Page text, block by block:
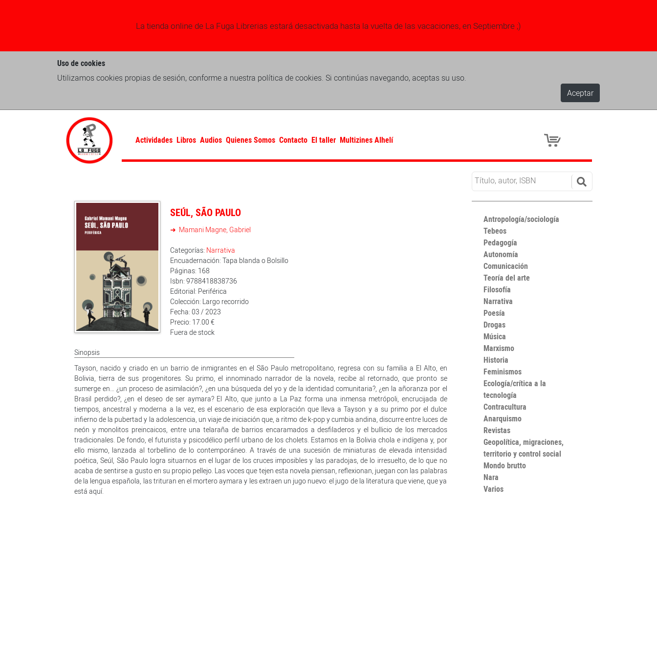
La tienda online de La Fuga Librerias estará desactivada hasta la vuelta de las vacaciones, en Septiembre ;)
Uso de cookies
Utilizamos cookies propias de sesión, conforme a nuestra política de cookies. Si continúas navegando, aceptas su uso.
Aceptar
Actividades Libros Audios Quienes Somos Contacto El taller Multizines Alhelí
SEÚL, SÃO PAULO
Mamani Magne, Gabriel
Categorías: Narrativa
Encuadernación: Tapa blanda o Bolsillo
Páginas: 168
Isbn: 9788418838736
Editorial: Periférica
Colección: Largo recorrido
Fecha: 03 / 2023
Precio: 17.00 €
Fuera de stock
Sinopsis
Tayson, nacido y criado en un barrio de inmigrantes en el São Paulo metropolitano, regresa con su familia a El Alto, en
Bolivia, tierra de sus progenitores. Su primo, el innominado narrador de la novela, recibe al retornado, que pronto se
sumerge en… ¿un proceso de asimilación?, ¿en una búsqueda del yo y de la identidad comunitaria?, ¿en la añoranza por el
Brasil perdido?, ¿en el deseo de ser aymara? El Alto, que junto a La Paz forma una inmensa metrópoli, encrucijada de
tiempos, ancestral y moderna a la vez, es el escenario de esa exploración que lleva a Tayson y a su primo por el dulce
infierno de la pubertad y la adolescencia, un viaje de iniciación que, a ritmo de k-pop y cumbia andina, discurre entre luces de
neón y monolitos preincaicos, entre una telaraña de barrios encaramados a desfiladeros y el bullicio de los mercados
tradicionales. De fondo, el futurista y psicodélico perfil urbano de los cholets. Estamos en la Bolivia chola e indígena y, por
ello mismo, lanzada al torbellino de lo contemporáneo. A través de una sucesión de miniaturas de elevada intensidad
poética, Seúl, São Paulo logra situarnos en el lugar de los cruces imposibles y las paradojas, de lo irresuelto, de lo que no
acaba de sentirse a gusto en su propio pellejo. Las voces que tejen esta novela piensan, reflexionan, juegan con las palabras
de la lengua española, las trituran en el mortero aymara y les extraen un jugo nuevo: el jugo de la literatura que viene, que ya
está aquí.
Antropología/sociología
Tebeos
Pedagogía
Autonomía
Comunicación
Teoría del arte
Filosofía
Narrativa
Poesía
Drogas
Música
Marxismo
Historia
Feminismos
Ecología/crítica a la
tecnología
Contracultura
Anarquismo
Revistas
Geopolítica, migraciones,
territorio y control social
Mondo brutto
Nara
Varios